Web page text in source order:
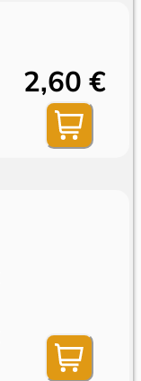
2,60 €